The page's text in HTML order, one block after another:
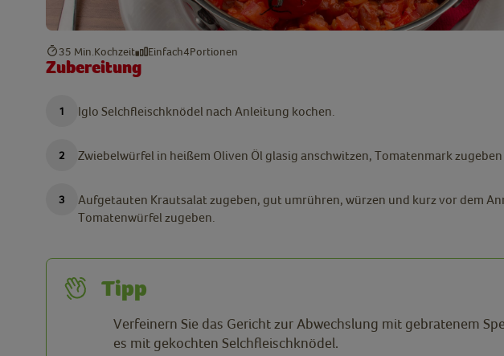
35 Min. Kochzeit Einfach4Portionen
Zubereitung
Iglo Selchfleischknödel nach Anleitung kochen.
Zwiebelwürfel in heißem Oliven Öl glasig anschwitzen, Tomatenmark
Aufgetauten Krautsalat zugeben, gut umrühren, würzen und kurz vor dem
Tomatenwürfel zugeben.
Tipp
Verfeinern Sie das Gericht zur Abwechslung mit gebratenem
es mit gekochten Selchfleischknödel.